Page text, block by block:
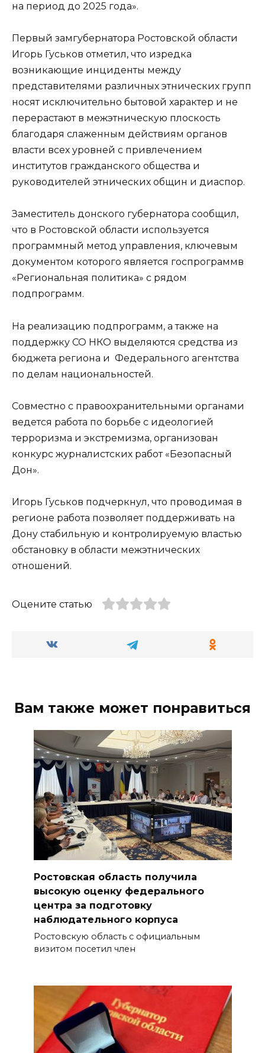
на период до 2025 года».
Первый замгубернатора Ростовской области
Игорь Гуськов отметил, что изредка
возникающие инциденты между
представителями различных этнических групп
носят исключительно бытовой характер и не
перерастают в межэтническую плоскость
благодаря слаженным действиям органов
власти всех уровней с привлечением
институтов гражданского общества и
руководителей этнических общин и диаспор.
Заместитель донского губернатора сообщил,
что в Ростовской области используется
программный метод управления, ключевым
документом которого является госпрограммв
«Региональная политика» с рядом
подпрограмм.
На реализацию подпрограмм, а также на
поддержку СО НКО выделяются средства из
бюджета региона и Федерального агентства
по делам национальностей.
Совместно с правоохранительными органами
ведется работа по борьбе с идеологией
терроризма и экстремизма, организован
конкурс журналистских работ «Безопасный
Дон».
Игорь Гуськов подчеркнул, что проводимая в
регионе работа позволяет поддерживать на
Дону стабильную и контролируемую властью
обстановку в области межэтнических
отношений.
Оцените статью
Вам также может понравиться
Ростовская область получила
высокую оценку федерального
центра за подготовку
наблюдательного корпуса
Ростовскую область с официальным
визитом посетил член